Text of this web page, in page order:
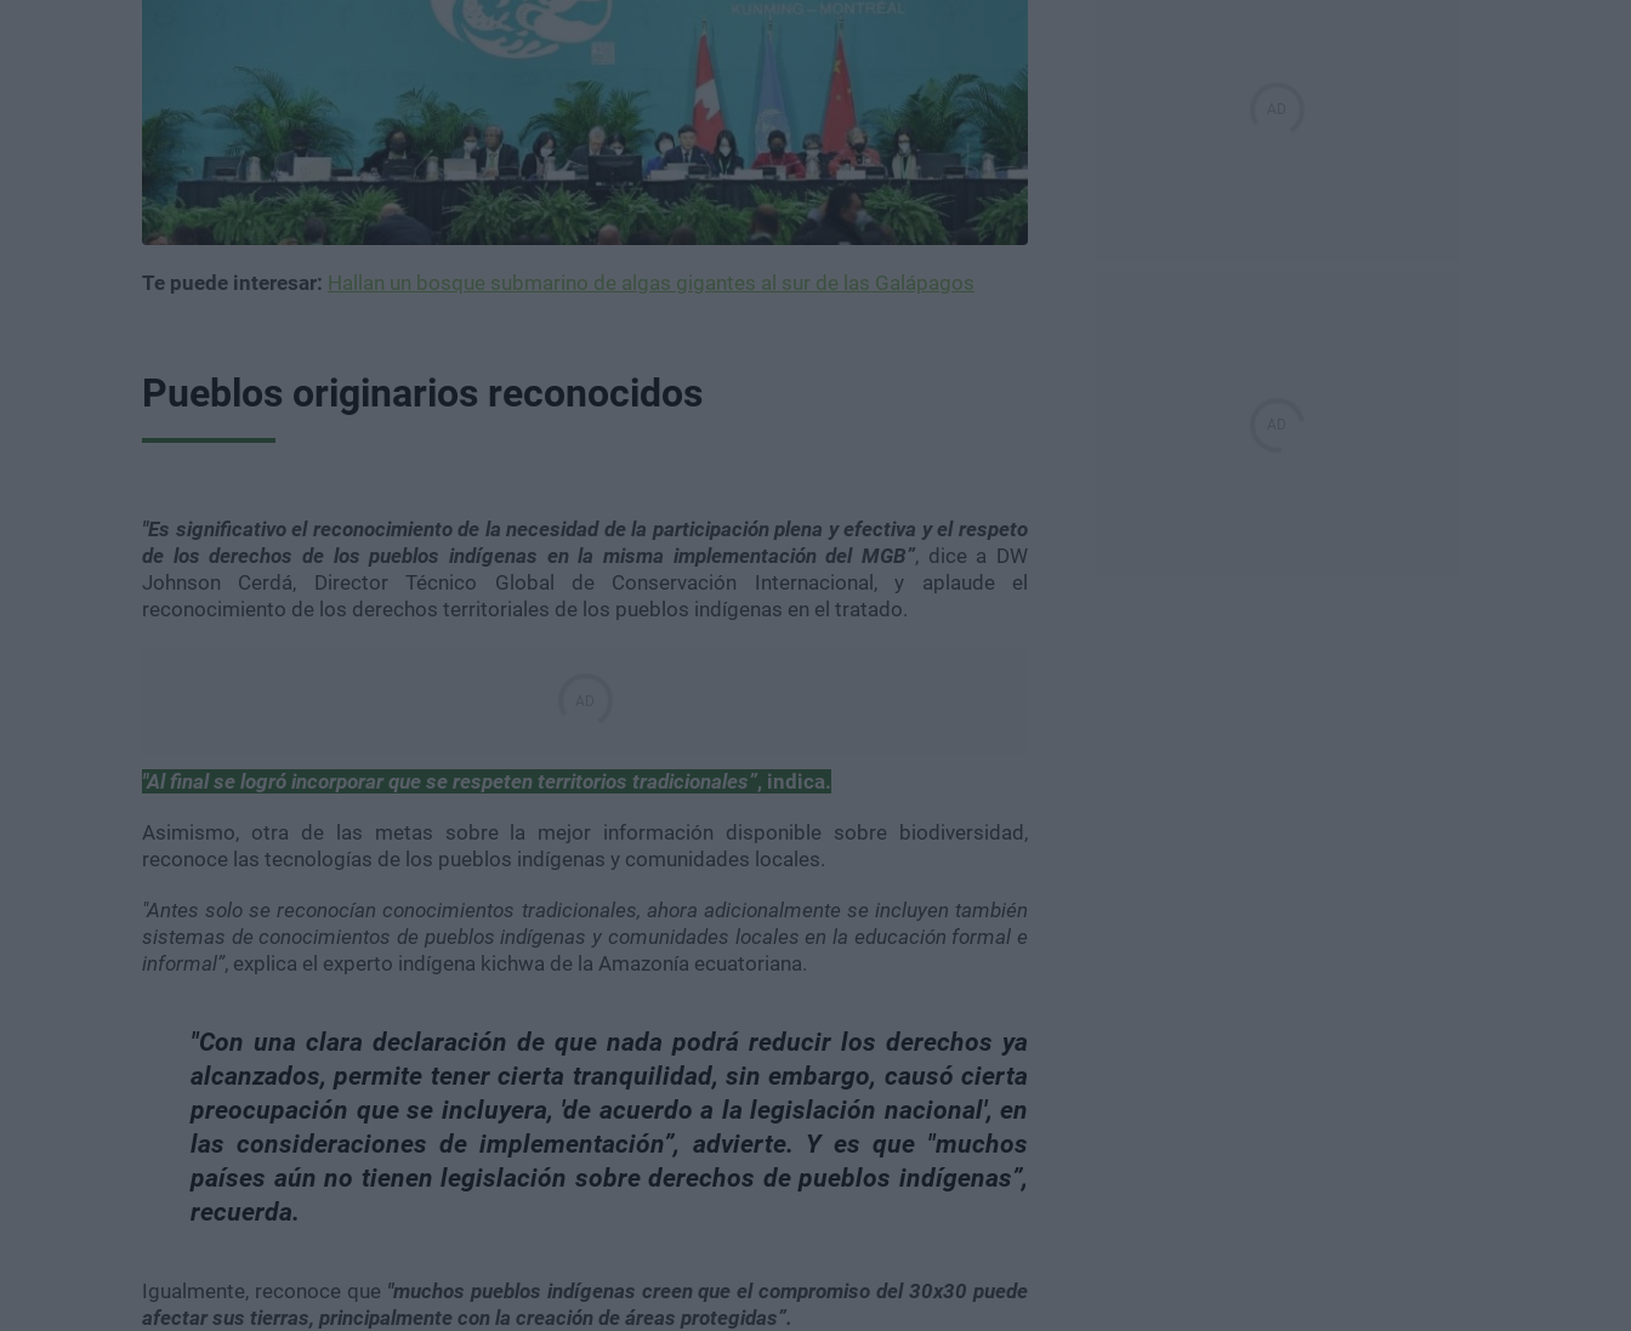
Te puede interesar: Hallan un bosque submarino de algas gigantes al sur de las Galápagos
Pueblos originarios reconocidos
"Es significativo el reconocimiento de la necesidad de la participación plena y efectiva y el respeto
de los derechos de los pueblos indígenas en la misma implementación del MGB”, dice a DW
Johnson Cerdá, Director Técnico Global de Conservación Internacional, y aplaude el
reconocimiento de los derechos territoriales de los pueblos indígenas en el tratado.
"Al final se logró incorporar que se respeten territorios tradicionales”, indica.
Asimismo, otra de las metas sobre la mejor información disponible sobre biodiversidad,
reconoce las tecnologías de los pueblos indígenas y comunidades locales.
"Antes solo se reconocían conocimientos tradicionales, ahora adicionalmente se incluyen también
sistemas de conocimientos de pueblos indígenas y comunidades locales en la educación formal e
informal”, explica el experto indígena kichwa de la Amazonía ecuatoriana.
"Con una clara declaración de que nada podrá reducir los derechos ya
alcanzados, permite tener cierta tranquilidad, sin embargo, causó cierta
preocupación que se incluyera, 'de acuerdo a la legislación nacional', en
las consideraciones de implementación”, advierte. Y es que "muchos
países aún no tienen legislación sobre derechos de pueblos indígenas”,
recuerda.
Igualmente, reconoce que "muchos pueblos indígenas creen que el compromiso del 30x30 puede
afectar sus tierras, principalmente con la creación de áreas protegidas”.